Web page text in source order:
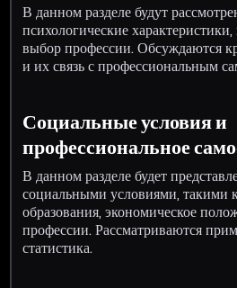
В данном разделе будут
психологические
выбор профессии. Обсуждаются
и их связь с профессиональным
Социальные условия и
профессиональное
В данном разделе будет
социальными условиями, такими
образования, экономическое
профессии. Рассматриваются
статистика.